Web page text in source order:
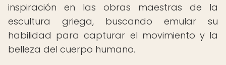
inspiración en las obras maestras de la
escultura griega, buscando emular su
habilidad para capturar el movimiento y la
belleza del cuerpo humano.